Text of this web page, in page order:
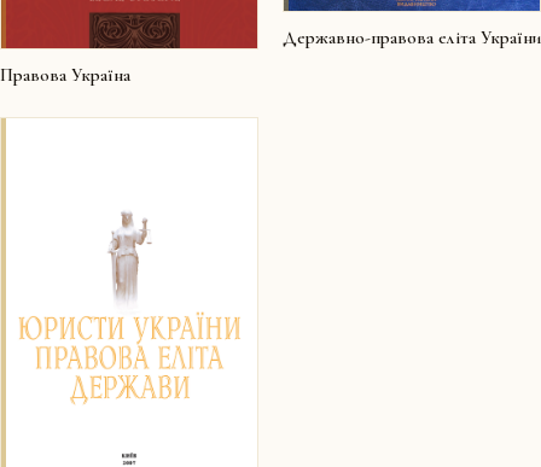
Правова Україна
Державно-правова еліта України